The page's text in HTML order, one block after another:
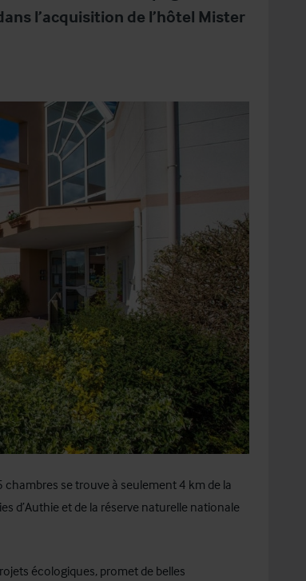
l’acquisition de l’hôtel Mister
chambres se trouve à seulement 4 km de la
d’Authie et de la réserve naturelle nationale
écologiques, promet de belles